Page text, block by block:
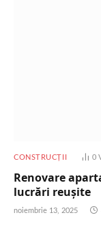
CONSTRUCȚII 0
Renovare
lucrări reușite
noiembrie 13, 2025